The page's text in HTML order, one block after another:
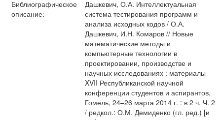
Библиографическое
описание:
Дашкевич, О.А. Интеллектуальная
система тестирования программ и
анализа исходных кодов / О.А.
Дашкевич, И.Н. Комаров // Новые
математические методы и
компьютерные технологии в
проектировании, производстве и
научных исследованиях : материалы
XVII Республиканской научной
конференции студентов и аспирантов,
Гомель, 24–26 марта 2014 г. : в 2 ч. Ч. 2
/ редкол.: О.М. Демиденко (гл. ред.) [и